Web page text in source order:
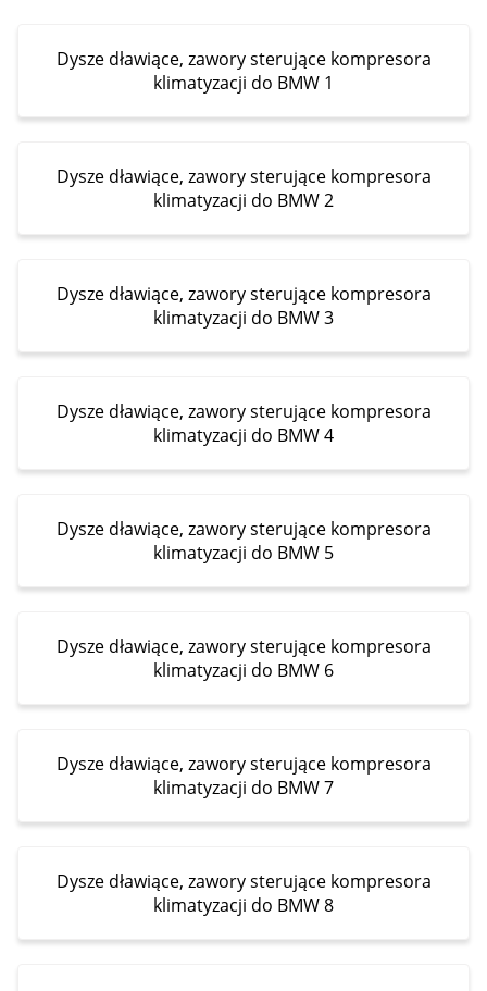
Dysze dławiące, zawory sterujące kompresora
klimatyzacji do BMW 1
Dysze dławiące, zawory sterujące kompresora
klimatyzacji do BMW 2
Dysze dławiące, zawory sterujące kompresora
klimatyzacji do BMW 3
Dysze dławiące, zawory sterujące kompresora
klimatyzacji do BMW 4
Dysze dławiące, zawory sterujące kompresora
klimatyzacji do BMW 5
Dysze dławiące, zawory sterujące kompresora
klimatyzacji do BMW 6
Dysze dławiące, zawory sterujące kompresora
klimatyzacji do BMW 7
Dysze dławiące, zawory sterujące kompresora
klimatyzacji do BMW 8